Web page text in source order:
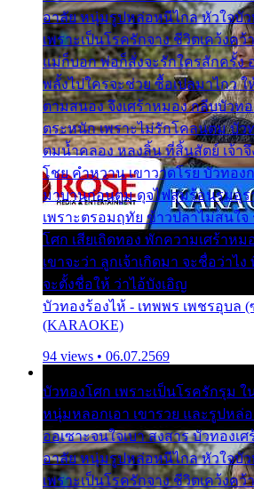
อาลัย หนุ่มรูปหล่อหนีไกล หัวใจบัว
เพราะเป็นโรครักจาง ชีวิตเคว้งคว้
แม่ก็บอก พ่อก็สั่งจะรักใครสักครั้ง
พลั้งไปใครจะช่วย ซื้อเปลมาไกว
ตามสนอง จึงเศร้าหมอง กลีบบัวท
ตระหนัก เพราะไม่รักโคลนตม บัว
ตมน้ำคลอง หลงลิ้น ที่สิ้นสัตย์ เจ้า
โชย คำหวาน เขาวาดโรย บัวทอง
มาบานก่อนตูม ดุจไฟสุมร้อนรุมอุร
เพราะตรอมฤทัย ข้าวปลาไม่สนใจ
โศก เสียเถิดทอง พักความเศร้าหม
เขาจะว่า ลูกเจ้าเกิดมา จะชื่อว่าไ
จะตั้งชื่อให้ ว่าไอ้บังเอิญ
บัวทองร้องไห้ - เทพพร เพชรอุบล
(KARAOKE)
94 views • 06.07.2569
บัวทองโศก เพราะเป็นโรครักรุม
หนุ่มหลอกเอา เขารวย และรูปหล่
ออเซาะจนใจเบา สงสาร บัวทองเ
อาลัย หนุ่มรูปหล่อหนีไกล หัวใจบัว
เพราะเป็นโรครักจาง ชีวิตเคว้งคว้